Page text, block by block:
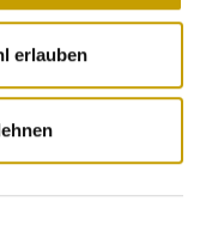
erlauben